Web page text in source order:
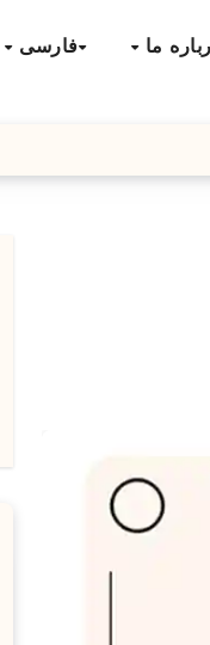
ما فارسی